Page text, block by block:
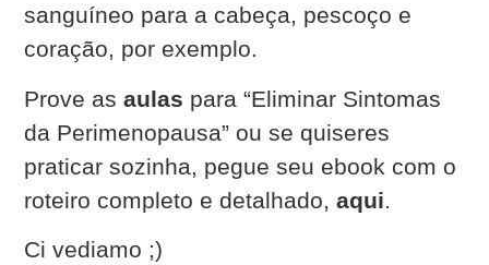
sanguíneo para a cabeça, pescoço e
coração, por exemplo.
Prove asaulas para “Eliminar Sintomas
da Perimenopausa” ou se quiseres
praticar sozinha, pegue seu ebook com o
roteiro completo e detalhado,aqui.
Ci vediamo ;)